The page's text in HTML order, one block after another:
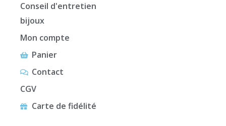
Conseil d'entretien
bijoux
Mon compte
Panier
Contact
CGV
Carte de fidélité